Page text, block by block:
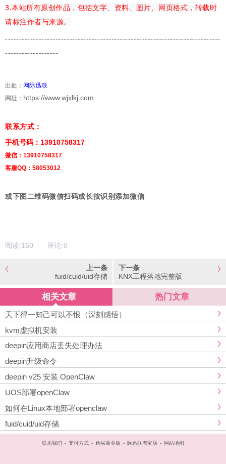
3.本站所有原创作品，包括文字、资料、图片、网页格式，转载时
请标注作者与来源。
-----------------------------------------------------------------------------
-------------------
出处： 网际迅联
网址： https://www.wjxlkj.com
联系方式：
手机号码：13910758317
微信：13910758317
客服QQ：58053012
或下图二维码微信扫码或长按识别添加微信
阅读:160 评论:0
上一条
fuid/cuid/uid存储
下一条
KNX工程落地完整版
相关文章 热门文章
天下得一知己可以不恨（深刻感悟）
kvm虚拟机安装
deepin应用商店丢失处理办法
deepin升级命令
deepin v25 安装 OpenClaw
UOS部署openClaw
如何在Linux本地部署openclaw
fuid/cuid/uid存储
联系我们 - 支付方式 - 购买商业版 - 际迅联淘宝店 - 网站地图